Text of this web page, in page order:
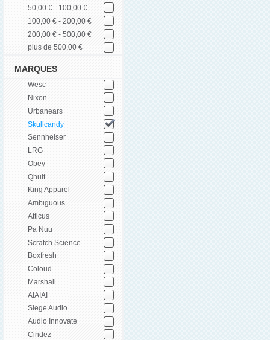
50,00 € - 100,00 €
100,00 € - 200,00 €
200,00 € - 500,00 €
plus de 500,00 €
MARQUES
Wesc
Nixon
Urbanears
Skullcandy
Sennheiser
LRG
Obey
Qhuit
King Apparel
Ambiguous
Atticus
Pa Nuu
Scratch Science
Boxfresh
Coloud
Marshall
AIAIAI
Siege Audio
Audio Innovate
Cindez